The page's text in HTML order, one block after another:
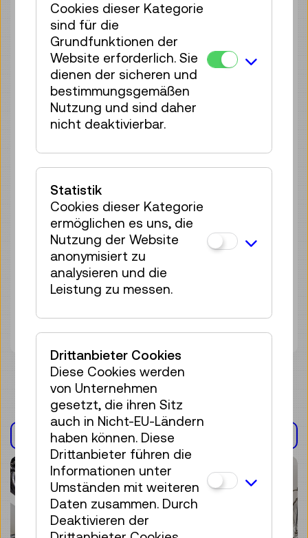
So 09.08. 11:00–12:00
Workshop
16 Plätze frei
€ 6,50
Tickets
Sa 29.08. 11:00–12:00
Workshop
€ 6,50
Tickets
Sa 05.09. 11:00
Workshop
14 Plätze frei
€ 6,50
Tickets
Sa 19.09. 11:00 –12:00
Workshop
AUSSTELLUNG(EN)
Cookies dieser Kategorie
sind für die
Grundfunktionen der
Website erforderlich. Sie
dienen der sicheren und
bestimmungsgemäßen
Nutzung und sind daher
nicht deaktivierbar.
Statistik
Cookies dieser Kategorie
ermöglichen es uns, die
Nutzung der Website
anonymisiert zu
analysieren und die
Leistung zu messen.
Drittanbieter Cookies
Diese Cookies werden
von Unternehmen
gesetzt, die ihren Sitz
auch in Nicht-EU-Ländern
haben können. Diese
Drittanbieter führen die
Informationen unter
Umständen mit weiteren
Daten zusammen. Durch
Deaktivieren der